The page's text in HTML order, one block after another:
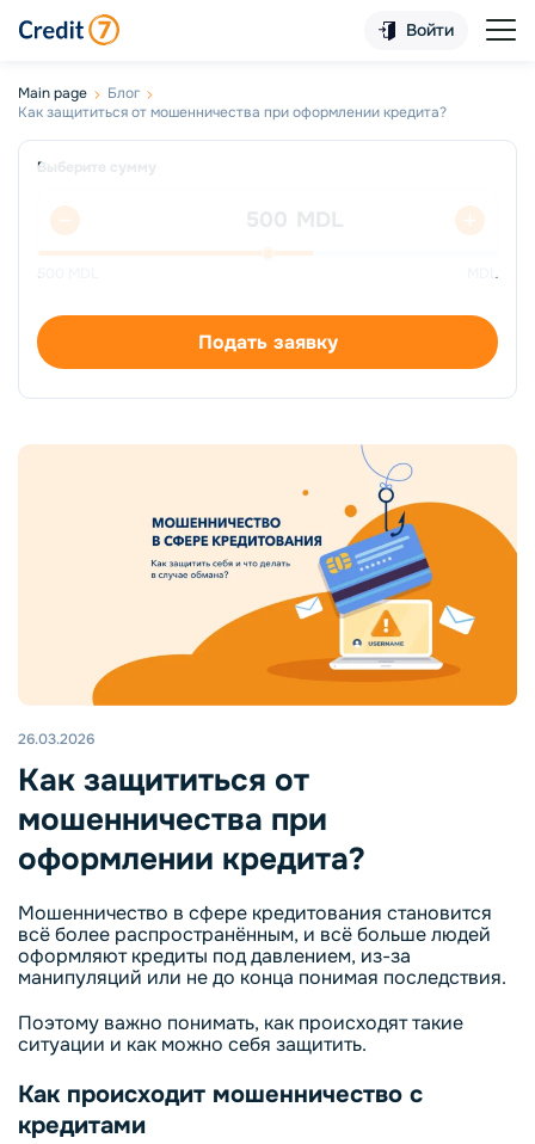
Войти
Main page
Блог
Как защититься от мошенничества при оформлении кредита?
26.03.2026
Как защититься от
мошенничества при
оформлении кредита?
Мошенничество в сфере кредитования становится
всё более распространённым, и всё больше людей
оформляют кредиты под давлением, из-за
манипуляций или не до конца понимая последствия.
Поэтому важно понимать, как происходят такие
ситуации и как можно себя защитить.
Как происходит мошенничество с
кредитами
Выберите сумму
MDL
500 MDL
Подать заявку